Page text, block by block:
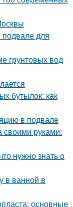
подвале для
грунтовых вод
бутылок: как
в подвале
своими руками:
нужно знать о
в ванной в
основные